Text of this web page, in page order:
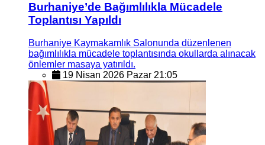
Burhaniye’de Bağımlılıkla Mücadele
Toplantısı Yapıldı
Burhaniye Kaymakamlık Salonunda düzenlenen
bağımlılıkla mücadele toplantısında okullarda alınacak
önlemler masaya yatırıldı.
19 Nisan 2026 Pazar 21:05